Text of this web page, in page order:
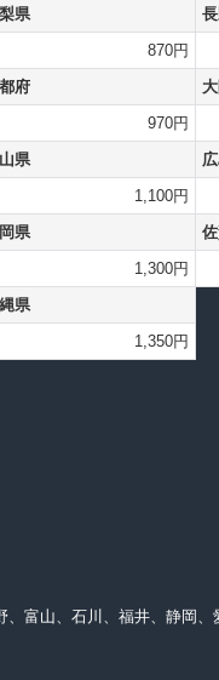
県
870円
府
970円
県
1,100円
県
1,300円
県
1,350円
富山、石川、福井、静岡、